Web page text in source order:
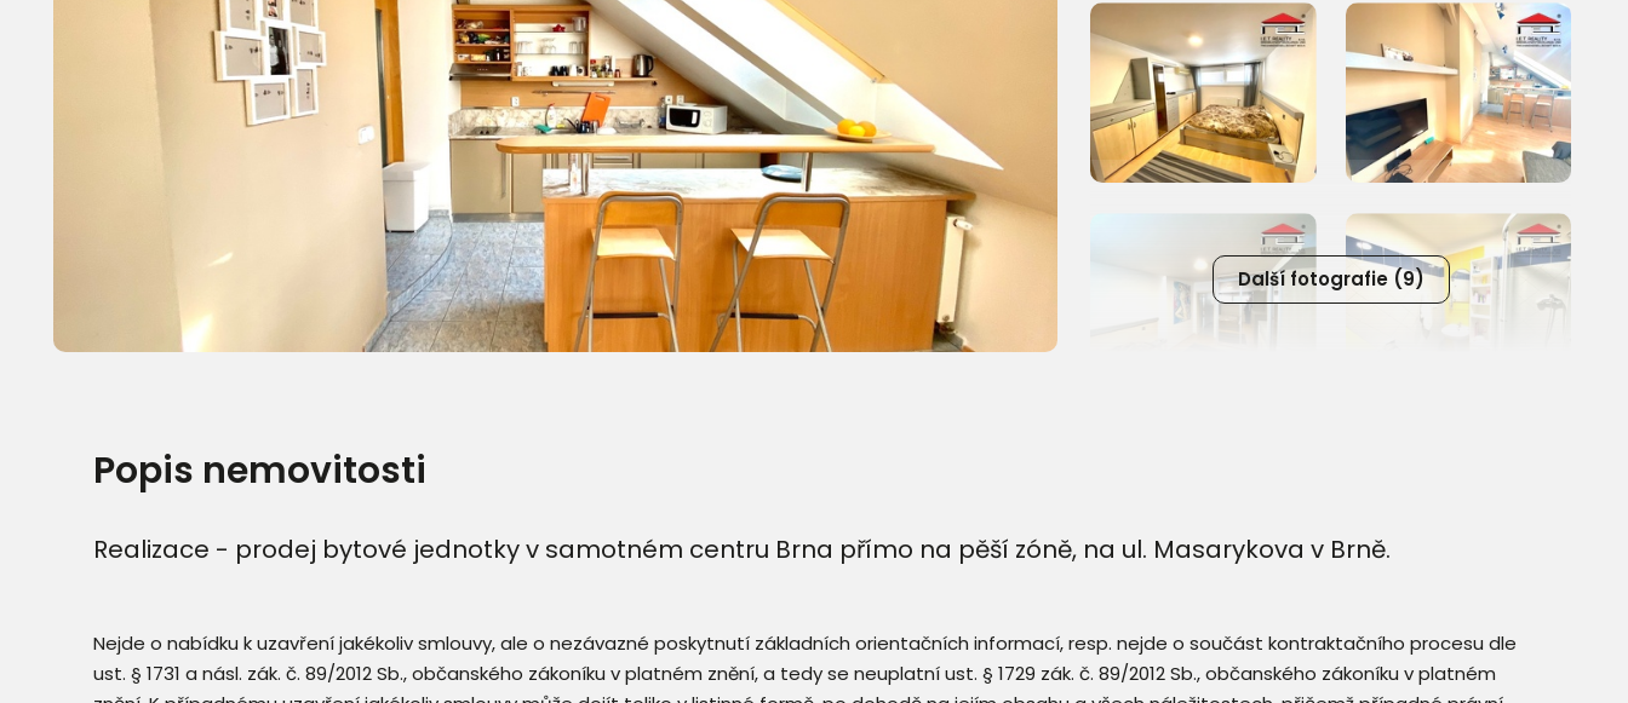
Další fotografie (9)
Popis nemovitosti
Realizace - prodej bytové jednotky v samotném centru Brna přímo na pěší zóně, na ul. Masarykova v Brně.
Nejde o nabídku k uzavření jakékoliv smlouvy, ale o nezávazné poskytnutí základních orientačních informací, resp. nejde o součást kontraktačního procesu dle
ust. § 1731 a násl. zák. č. 89/2012 Sb., občanského zákoníku v platném znění, a tedy se neuplatní ust. § 1729 zák. č. 89/2012 Sb., občanského zákoníku v platném